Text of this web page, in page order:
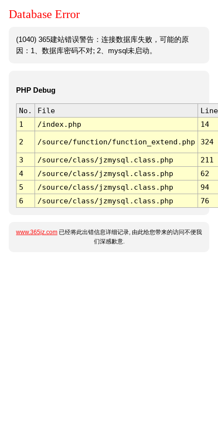
Database Error
(1040) 365建站错误警告：连接数据库失败，可能的原
因：1、数据库密码不对; 2、mysql未启动。
PHP Debug
No. File
Line
1
/index.php 14
2 /source/function/function_extend.php 324
3 /source/class/jzmysql.class.php
211
4
/source/class/jzmysql.class.php
62
5
/source/class/jzmysql.class.php
94
6
/source/class/jzmysql.class.php 76
www.365jz.com 已经将此出错信息详细记录, 由此给您带来的访问不便我
们深感歉意.